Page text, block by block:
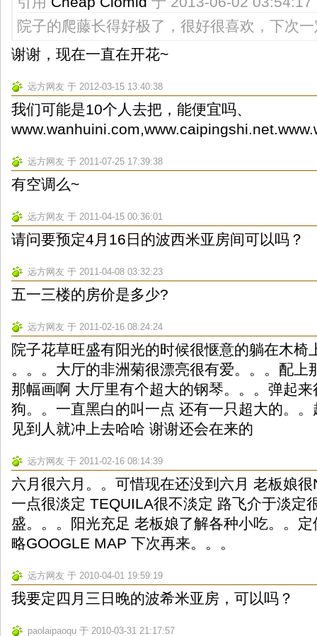
院子的爬藤长得好极了，很好很喜欢，下次
谢谢，现在一直在开花~
远方网友 于 2012-03-15 13:40:38
我们可能是10个人去把，能便宜吗、
远方网友 于 2011-07-25 17:39:38
有空调么~
远方网友 于 2011-04-15 00:36:01
请问要预定4月16日的波西米亚房间可以吗？
远方网友 于 2011-04-08 03:32:23
五一三楼的房价是多少?
远方网友 于 2011-02-16 08:24:24
院子花草旺盛有阳光的时候很惬意的躺在木椅
。。。大厅的非洲菊很漂亮很有爱。。。配上
那幅画啊 大厅里有个超大的钢琴。。。弹起
狗。。一直黑白的叫一点 还有一只超大的。
见到人就冲上去哈哈 谢谢还会在来的
远方网友 于 2011-02-16 08:14:39
六月很六月。。可惜现在还没到六月 老板娘
一点很淡定 TEQUILA很不淡定 路飞介于淡定
盛。。。阳光充足 老板娘了解各种小吃。。
略GOOGLE MAP 下次再来。。。
远方网友 于 2010-04-01 19:59:19
我要定四月三日晚的波希米亚房，可以吗？
paolaipaoqu 于 2010-03-31 21:17:57